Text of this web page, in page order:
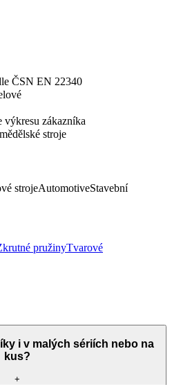
ČSN EN 22340
výkresu zákazníka
stroje
strojeAutomotiveStavební
pružinyTvarové
i v malých sériích nebo na
kus?
+